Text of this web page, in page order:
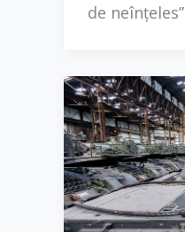
de neînțeles”